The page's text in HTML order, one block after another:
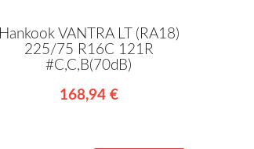
Hankook VANTRA LT (RA18)
225/75 R16C 121R
#C,C,B(70dB)
168,94 €